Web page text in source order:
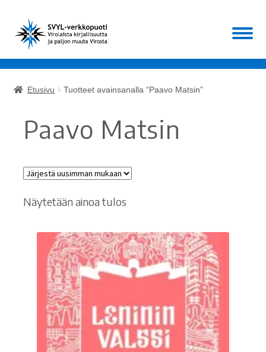
Siirry
navigointiin
Siirry
sisältöön
Valikko
Muut
ALE!
Ajankohtaista
Mikä SVYL?
Ostoskori
Tilaus- ja sopimusehdot sekä tietosuojaseloste
Etusivu Tuotteet avainsanalla “Paavo Matsin”
Paavo Matsin
Näytetään ainoa tulos